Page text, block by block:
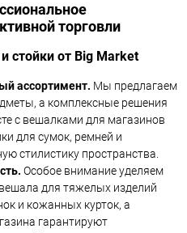
торговли
стойки от Big Market
ассортимент. Мы предлагаем
а комплексные решения
с вешалками для магазинов
для сумок, ремней и
стилистику пространства.
Особое внимание уделяем
для тяжелых изделий
и кожанных курток, а
гарантируют